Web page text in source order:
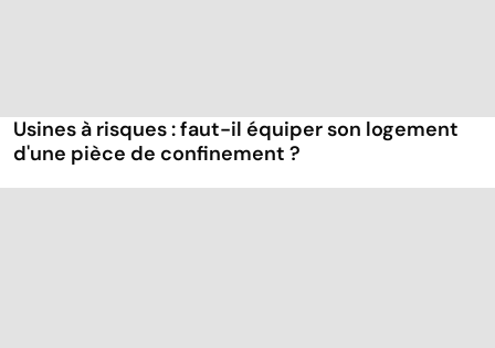
Usines à risques : faut-il équiper son logement
d'une pièce de confinement ?